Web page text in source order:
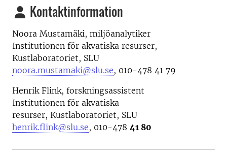
Kontaktinformation
Noora Mustamäki, miljöanalytiker
Institutionen för akvatiska resurser,
Kustlaboratoriet, SLU
noora.mustamaki@slu.se, 010-478 41 79
Henrik Flink, forskningsassistent
Institutionen för akvatiska
resurser, Kustlaboratoriet, SLU
henrik.flink@slu.se, 010-478 41 80